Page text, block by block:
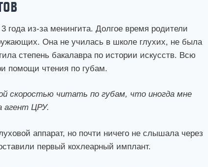
года из-за менингита. Долгое время родители
Она не училась в школе глухих, не была
степень бакалавра по истории искусств. Всю
помощи чтения по губам.
скоростью читать по губам, что иногда мне
агент ЦРУ.
аппарат, но почти ничего не слышала через
первый кохлеарный имплант.